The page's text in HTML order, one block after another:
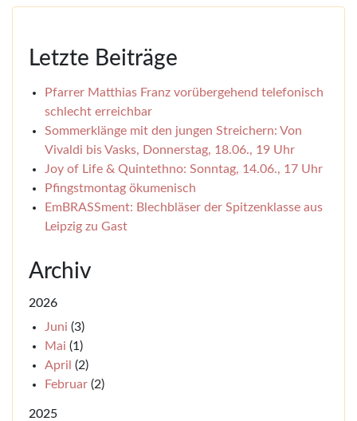
Letzte Beiträge
Pfarrer Matthias Franz vorübergehend telefonisch
schlecht erreichbar
Sommerklänge mit den jungen Streichern: Von
Vivaldi bis Vasks, Donnerstag, 18.06., 19 Uhr
Joy of Life & Quintethno: Sonntag, 14.06., 17 Uhr
Pfingstmontag ökumenisch
EmBRASSment: Blechbläser der Spitzenklasse aus
Leipzig zu Gast
Archiv
2026
Juni (3)
Mai (1)
April (2)
Februar (2)
2025